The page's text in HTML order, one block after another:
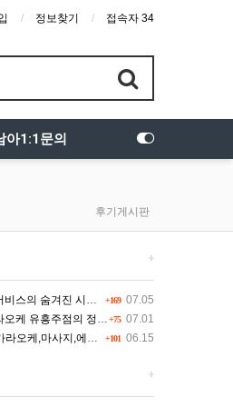
정보찾기 접속자 34
아1:1문의
후기게시판
+
+169 07.05
템과 다채로운 인력 풀의 진실
+75 07.01
점의 정석을 찾고 있다면 여기
+101 06.15
킹바,클럽) 유흥별 가격 및 후기공유
+